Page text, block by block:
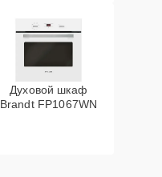
Духовой шкаф
Brandt FP1067WN